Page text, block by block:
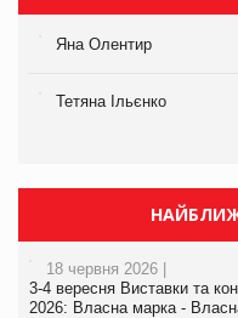
Яна Олентир
Тетяна Ільєнко
18 червня 2026 |
3-4 вересня Виставки та
2026: Власна марка -